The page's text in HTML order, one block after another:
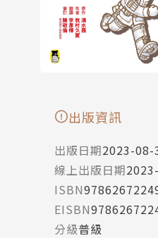
出版資訊
出版日期2023-08-
線上出版日期
ISBN
EISBN
分級普級